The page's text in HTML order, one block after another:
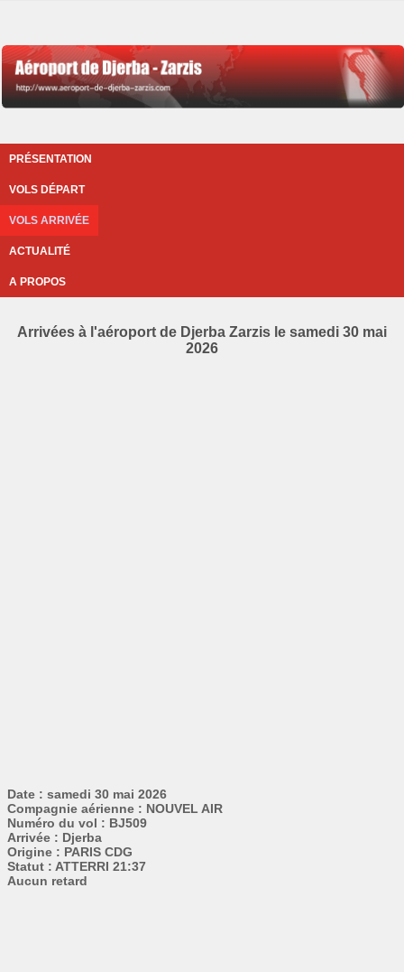
PRÉSENTATION
VOLS DÉPART
VOLS ARRIVÉE
ACTUALITÉ
A PROPOS
Arrivées à l'aéroport de Djerba Zarzis le samedi 30 mai
2026
Date : samedi 30 mai 2026
Compagnie aérienne : NOUVEL AIR
Numéro du vol : BJ509
Arrivée : Djerba
Origine : PARIS CDG
Statut : ATTERRI 21:37
Aucun retard